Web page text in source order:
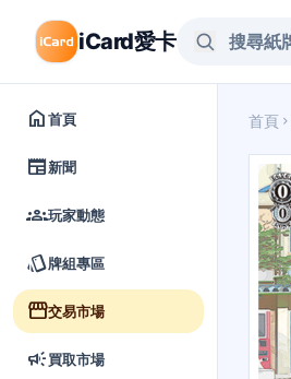
iCard愛卡
home首頁
newspaper新聞
groups玩家動態
style牌組專區
storefront交易市場
campaign買取市場
首頁 chevron_right